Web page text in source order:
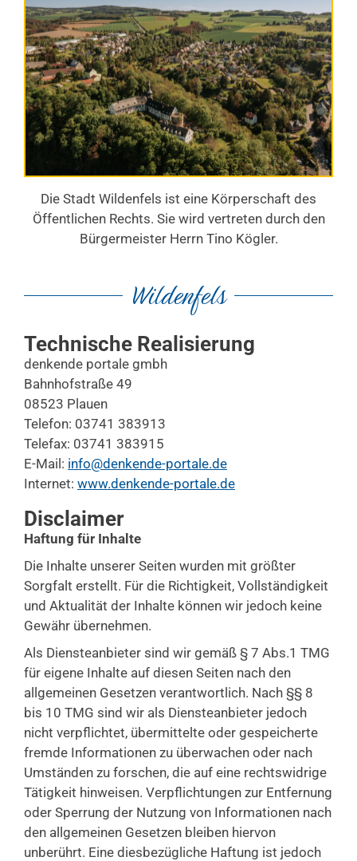
Die Stadt Wildenfels ist eine Körperschaft des
Öffentlichen Rechts. Sie wird vertreten durch den
Bürgermeister Herrn Tino Kögler.
Wildenfels
Technische Realisierung
denkende portale gmbh
Bahnhofstraße 49
08523 Plauen
Telefon: 03741 383913
Telefax: 03741 383915
E-Mail: info@denkende-portale.de
Internet: www.denkende-portale.de
Disclaimer
Haftung für Inhalte
Die Inhalte unserer Seiten wurden mit größter
Sorgfalt erstellt. Für die Richtigkeit, Vollständigkeit
und Aktualität der Inhalte können wir jedoch keine
Gewähr übernehmen.
Als Diensteanbieter sind wir gemäß § 7 Abs.1 TMG
für eigene Inhalte auf diesen Seiten nach den
allgemeinen Gesetzen verantwortlich. Nach §§ 8
bis 10 TMG sind wir als Diensteanbieter jedoch
nicht verpflichtet, übermittelte oder gespeicherte
fremde Informationen zu überwachen oder nach
Umständen zu forschen, die auf eine rechtswidrige
Tätigkeit hinweisen. Verpflichtungen zur Entfernung
oder Sperrung der Nutzung von Informationen nach
den allgemeinen Gesetzen bleiben hiervon
unberührt. Eine diesbezügliche Haftung ist jedoch